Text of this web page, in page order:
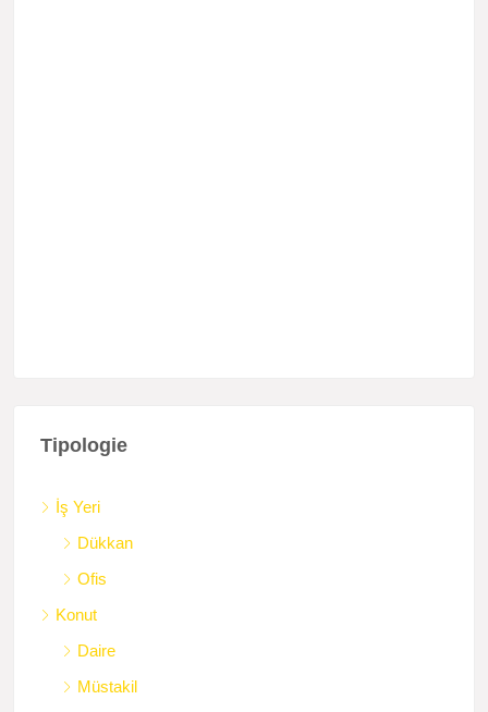
Tipologie
İş Yeri
Dükkan
Ofis
Konut
Daire
Müstakil